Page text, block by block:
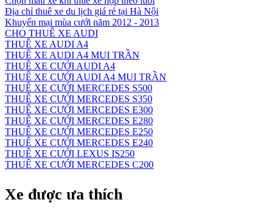
Địa chỉ thuê xe du lịch giá rẻ tại Hà Nội
Khuyến mại mùa cưới năm 2012 - 2013
CHO THUÊ XE AUDI
THUÊ XE AUDI A4
THUÊ XE AUDI A4 MUI TRẦN
THUÊ XE CƯỚI AUDI A4
THUÊ XE CƯỚI AUDI A4 MUI TRẦN
THUÊ XE CƯỚI MERCEDES S500
THUÊ XE CƯỚI MERCEDES S350
THUÊ XE CƯỚI MERCEDES E300
THUÊ XE CƯỚI MERCEDES E280
THUÊ XE CƯỚI MERCEDES E250
THUÊ XE CƯỚI MERCEDES E240
THUÊ XE CƯỚI LEXUS IS250
THUÊ XE CƯỚI MERCEDES C200
Xe được ưa thích